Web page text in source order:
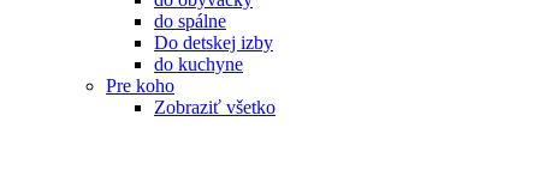
do spálne
Do detskej izby
do kuchyne
Pre koho
Zobraziť všetko